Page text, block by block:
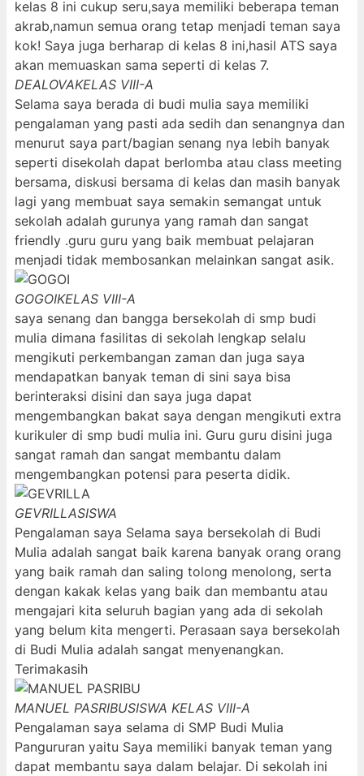
kelas 8 ini cukup seru,saya memiliki beberapa teman
akrab,namun semua orang tetap menjadi teman saya
kok! Saya juga berharap di kelas 8 ini,hasil ATS saya
akan memuaskan sama seperti di kelas 7.
DEALOVAKELAS VIII-A
Selama saya berada di budi mulia saya memiliki
pengalaman yang pasti ada sedih dan senangnya dan
menurut saya part/bagian senang nya lebih banyak
seperti disekolah dapat berlomba atau class meeting
bersama, diskusi bersama di kelas dan masih banyak
lagi yang membuat saya semakin semangat untuk
sekolah adalah gurunya yang ramah dan sangat
friendly .guru guru yang baik membuat pelajaran
menjadi tidak membosankan melainkan sangat asik.
GOGOIKELAS VIII-A
saya senang dan bangga bersekolah di smp budi
mulia dimana fasilitas di sekolah lengkap selalu
mengikuti perkembangan zaman dan juga saya
mendapatkan banyak teman di sini saya bisa
berinteraksi disini dan saya juga dapat
mengembangkan bakat saya dengan mengikuti extra
kurikuler di smp budi mulia ini. Guru guru disini juga
sangat ramah dan sangat membantu dalam
mengembangkan potensi para peserta didik.
GEVRILLASISWA
Pengalaman saya Selama saya bersekolah di Budi
Mulia adalah sangat baik karena banyak orang orang
yang baik ramah dan saling tolong menolong, serta
dengan kakak kelas yang baik dan membantu atau
mengajari kita seluruh bagian yang ada di sekolah
yang belum kita mengerti. Perasaan saya bersekolah
di Budi Mulia adalah sangat menyenangkan.
Terimakasih
MANUEL PASRIBUSISWA KELAS VIII-A
Pengalaman saya selama di SMP Budi Mulia
Pangururan yaitu Saya memiliki banyak teman yang
dapat membantu saya dalam belajar. Di sekolah ini